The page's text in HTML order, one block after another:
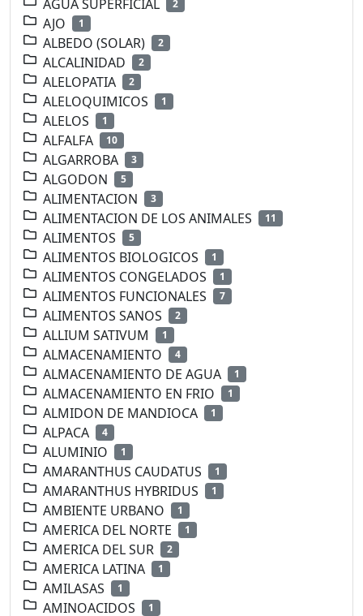
AGUA SUPERFICIAL 2
AJO 1
ALBEDO (SOLAR) 2
ALCALINIDAD 2
ALELOPATIA 2
ALELOQUIMICOS 1
ALELOS 1
ALFALFA 10
ALGARROBA 3
ALGODON 5
ALIMENTACION 3
ALIMENTACION DE LOS ANIMALES 11
ALIMENTOS 5
ALIMENTOS BIOLOGICOS 1
ALIMENTOS CONGELADOS 1
ALIMENTOS FUNCIONALES 7
ALIMENTOS SANOS 2
ALLIUM SATIVUM 1
ALMACENAMIENTO 4
ALMACENAMIENTO DE AGUA 1
ALMACENAMIENTO EN FRIO 1
ALMIDON DE MANDIOCA 1
ALPACA 4
ALUMINIO 1
AMARANTHUS CAUDATUS 1
AMARANTHUS HYBRIDUS 1
AMBIENTE URBANO 1
AMERICA DEL NORTE 1
AMERICA DEL SUR 2
AMERICA LATINA 1
AMILASAS 1
AMINOACIDOS 1